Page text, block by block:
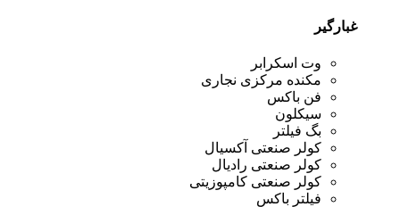
غبارگیر
وت اسکرابر
مکنده مرکزی نجاری
فن باکس
سیکلون
بگ فیلتر
کولر صنعتی آکسیال
کولر صنعتی رادیال
کولر صنعتی کامپوزیتی
فیلتر باکس